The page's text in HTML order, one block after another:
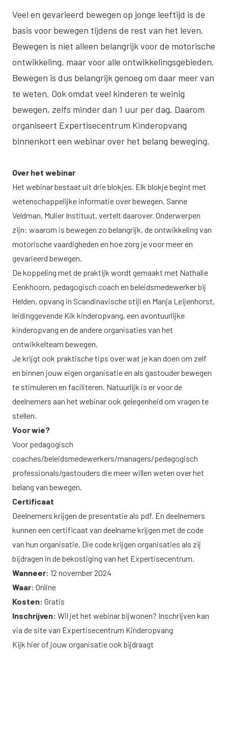
Veel en gevarieerd bewegen op jonge leeftijd is de
basis voor bewegen tijdens de rest van het leven.
Bewegen is niet alleen belangrijk voor de motorische
ontwikkeling, maar voor alle ontwikkelingsgebieden.
Bewegen is dus belangrijk genoeg om daar meer van
te weten. Ook omdat veel kinderen te weinig
bewegen, zelfs minder dan 1 uur per dag. Daarom
organiseert Expertisecentrum Kinderopvang
binnenkort een webinarover het belang beweging.
Over het webinar
Het webinar bestaat uit drie blokjes. Elk blokje begint met
wetenschappelijke informatie over bewegen. Sanne
Veldman, Mulier Instituut, vertelt daarover. Onderwerpen
zijn: waarom is bewegen zo belangrijk, de ontwikkeling van
motorische vaardigheden en hoe zorg je voor meer en
gevarieerd bewegen.
De koppeling met de praktijk wordt gemaakt met Nathalie
Eenkhoorn, pedagogisch coach en beleidsmedewerker bij
Helden, opvang in Scandinavische stijl en Manja Leijenhorst,
leidinggevende Kik kinderopvang, een avontuurlijke
kinderopvang en de andere organisaties van het
ontwikkelteam bewegen.
Je krijgt ook praktische tips over wat je kan doen om zelf
en binnen jouw eigen organisatie en als gastouder bewegen
te stimuleren en faciliteren. Natuurlijk is er voor de
deelnemers aan het webinar ook gelegenheid om vragen te
stellen.
Voor wie?
Voor pedagogisch
coaches/beleidsmedewerkers/managers/pedagogisch
professionals/gastouders die meer willen weten over het
belang van bewegen.
Certificaat
Deelnemers krijgen de presentatie als pdf. En deelnemers
kunnen een certificaat van deelname krijgen met de code
van hun organisatie. Die code krijgen organisaties als zij
bijdragen in de bekostiging van het Expertisecentrum.
Wanneer: 12 november 2024
Waar: Online
Kosten: Gratis
Inschrijven: Wil jet het webinar bijwonen? Inschrijven kan
via de site van Expertisecentrum Kinderopvang
Kijk hierof jouw organisatie ook bijdraagt